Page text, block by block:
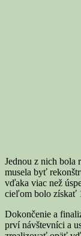
Jednou z nich bola
musela byť
vďaka viac než
cieľom bolo získať
Dokončenie a
prví návštevníci a